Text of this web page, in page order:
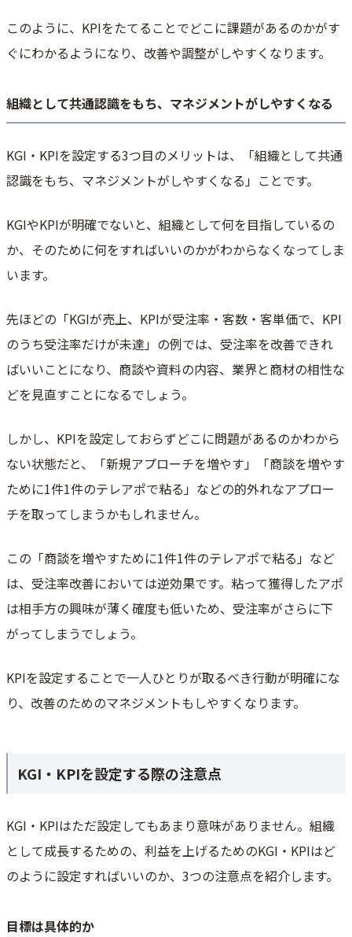
このように、KPIをたてることでどこに課題があるのかがす
ぐにわかるようになり、改善や調整がしやすくなります。
組織として共通認識をもち、マネジメントがしやすくなる
KGI・KPIを設定する3つ目のメリットは、「組織として共通
認識をもち、マネジメントがしやすくなる」ことです。
KGIやKPIが明確でないと、組織として何を目指しているの
か、そのために何をすればいいのかがわからなくなってしま
います。
先ほどの「KGIが売上、KPIが受注率・客数・客単価で、KPI
のうち受注率だけが未達」の例では、受注率を改善できれ
ばいいことになり、商談や資料の内容、業界と商材の相性な
どを見直すことになるでしょう。
しかし、KPIを設定しておらずどこに問題があるのかわから
ない状態だと、「新規アプローチを増やす」「商談を増やす
ために1件1件のテレアポで粘る」などの的外れなアプロー
チを取ってしまうかもしれません。
この「商談を増やすために1件1件のテレアポで粘る」など
は、受注率改善においては逆効果です。粘って獲得したアポ
は相手方の興味が薄く確度も低いため、受注率がさらに下
がってしまうでしょう。
KPIを設定することで一人ひとりが取るべき行動が明確にな
り、改善のためのマネジメントもしやすくなります。
KGI・KPIを設定する際の注意点
KGI・KPIはただ設定してもあまり意味がありません。組織
として成長するための、利益を上げるためのKGI・KPIはど
のように設定すればいいのか、3つの注意点を紹介します。
目標は具体的か